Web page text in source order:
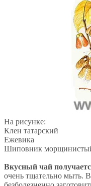
На рисунке:
Клен татарский
Ежевика
Шиповник
Вкусный чай
очень тщательно мыть.